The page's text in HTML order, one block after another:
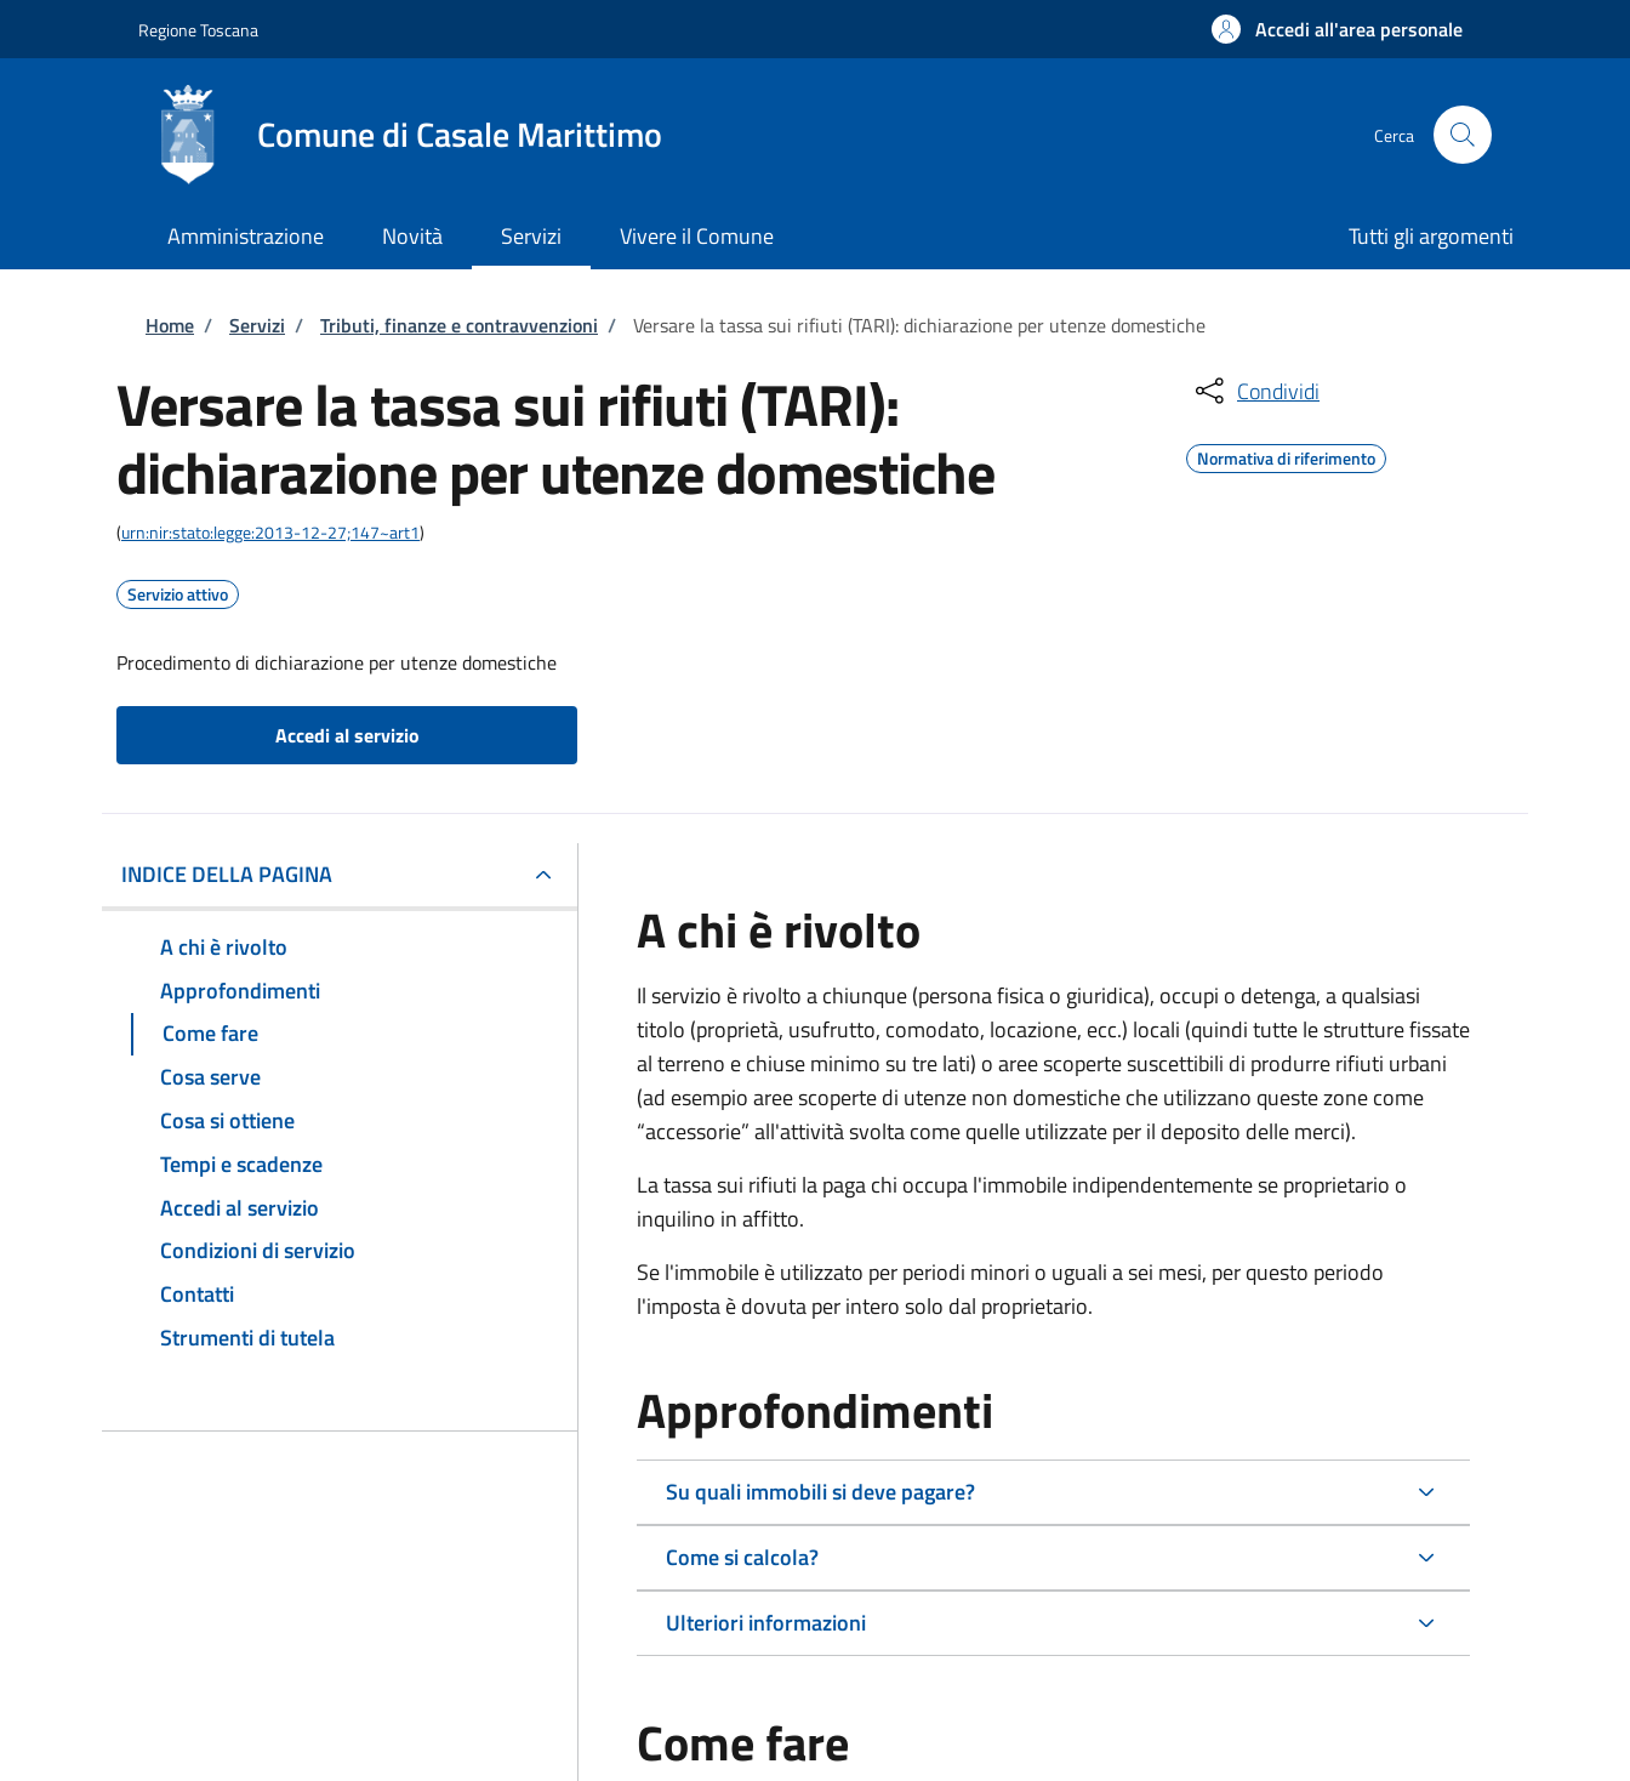
Regione Toscana Accedi all'area personale
Comune di Casale Marittimo Cerca
Amministrazione Novità Servizi Vivere il Comune Tutti gli argomenti
Briciole di pane
Home / Servizi / Tributi, finanze e contravvenzioni / Versare la tassa sui rifiuti (TARI): dichiarazione per utenze domestiche
Versare la tassa sui rifiuti (TARI):
dichiarazione per utenze domestiche
(urn:nir:stato:legge:2013-12-27;147~art1)
Servizio attivo
Procedimento di dichiarazione per utenze domestiche
Accedi al servizio
Condividi
Normativa di riferimento
INDICE DELLA PAGINA
A chi è rivolto
Approfondimenti
Come fare
Cosa serve
Cosa si ottiene
Tempi e scadenze
Accedi al servizio
Condizioni di servizio
Contatti
Strumenti di tutela
A chi è rivolto
Il servizio è rivolto a chiunque (persona fisica o giuridica), occupi o detenga, a qualsiasi
titolo (proprietà, usufrutto, comodato, locazione, ecc.) locali (quindi tutte le strutture fissate
al terreno e chiuse minimo su tre lati) o aree scoperte suscettibili di produrre rifiuti urbani
(ad esempio aree scoperte di utenze non domestiche che utilizzano queste zone come
“accessorie” all'attività svolta come quelle utilizzate per il deposito delle merci).
La tassa sui rifiuti la paga chi occupa l'immobile indipendentemente se proprietario o
inquilino in affitto.
Se l'immobile è utilizzato per periodi minori o uguali a sei mesi, per questo periodo
l'imposta è dovuta per intero solo dal proprietario.
Approfondimenti
Su quali immobili si deve pagare?
Come si calcola?
Ulteriori informazioni
Come fare